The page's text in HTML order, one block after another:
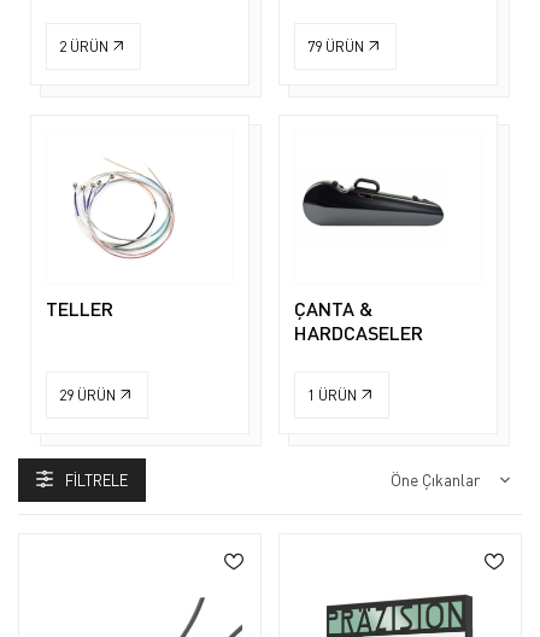
2 ÜRÜN 79 ÜRÜN
TELLER
29 ÜRÜN
ÇANTA &
HARDCASELER
1 ÜRÜN
FILTRELE